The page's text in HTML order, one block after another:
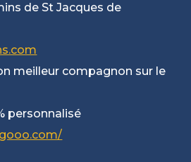
de St Jacques de
meilleur compagnon sur le
personnalisé